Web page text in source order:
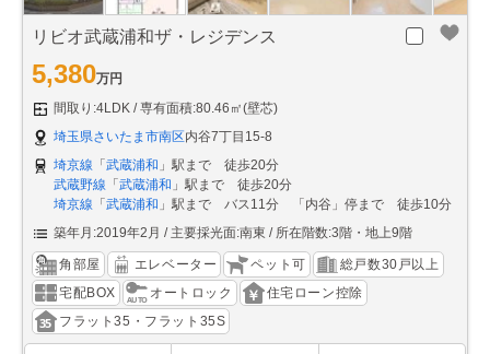
リビオ武蔵浦和ザ・レジデンス
5,380万円
間取り:4LDK
専有面積:80.46㎡(壁芯)
埼玉県さいたま市南区内谷7丁目15-8
埼京線 「 武蔵浦和 」駅まで 徒歩20分
武蔵野線 「 武蔵浦和 」駅まで 徒歩20分
埼京線 「 武蔵浦和 」駅まで バス11分 「内谷」停まで 徒歩10分
築年月:2019年2月
主要採光面:南東 所在階数:3階・地上9階
角部屋 エレベーター ペット可
総戸数30戸以上
宅配BOX
オートロック
住宅ローン控除
フラット35・フラット35S